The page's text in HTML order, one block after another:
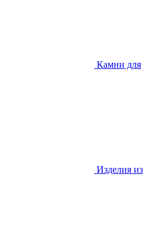
Камни для
Изделия из